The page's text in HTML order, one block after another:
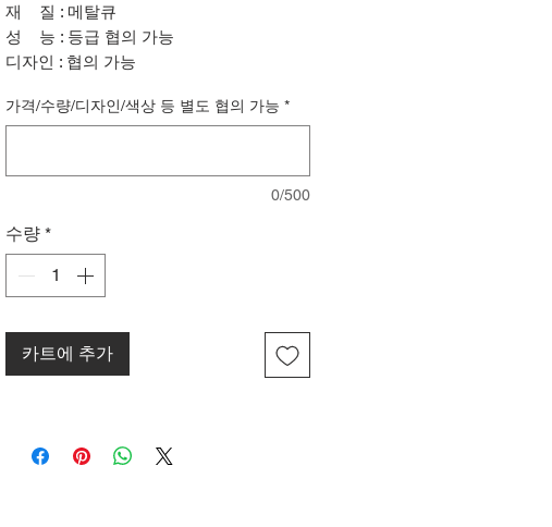
재 질 : 메탈큐
성 능 : 등급 협의 가능
디자인 : 협의 가능
가격/수량/디자인/색상 등 별도 협의 가능 *
0/500
수량 *
카트에 추가